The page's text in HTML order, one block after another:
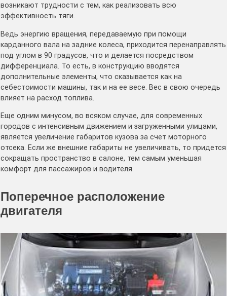
возникают трудности с тем, как реализовать всю
эффективность тяги.
Ведь энергию вращения, передаваемую при помощи
карданного вала на задние колеса, приходится перенаправлять
под углом в 90 градусов, что и делается посредством
дифференциала. То есть, в конструкцию вводятся
дополнительные элементы, что сказывается как на
себестоимости машины, так и на ее весе. Вес в свою очередь
влияет на расход топлива.
Еще одним минусом, во всяком случае, для современных
городов с интенсивным движением и загруженными улицами,
является увеличение габаритов кузова за счет моторного
отсека. Если же внешние габариты не увеличивать, то придется
сокращать пространство в салоне, тем самым уменьшая
комфорт для пассажиров и водителя.
Поперечное расположение
двигателя